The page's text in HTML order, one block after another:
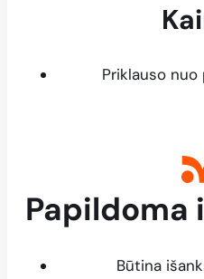
Priklauso
Papildoma
Būtina